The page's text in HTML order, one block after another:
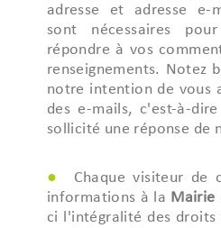
adresse et adresse e-
sont nécessaires
répondre à vos
renseignements. Notez
notre intention de vous
des e-mails, c'est-à-
sollicité une réponse de
Chaque visiteur de
informations à la Mairie
ci l'intégralité des